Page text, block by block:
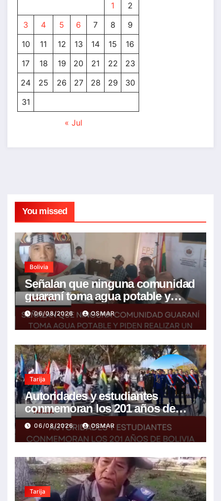
1
2
3
4 5 6 7 8
9
10
11 12 13 14 15
16
17
18 19 20 21 22
23
24
25 26 27 28 29
30
31
« Jul
You missed
Bolivia
Señalan que ninguna comunidad
guaraní toma agua potable y
piden realizar un Foro para
resolver la problemática
06/08/2026 OSMAR
Tarija
Autoridades y estudiantes
conmemoran los 201 años de
Bolivia con la esperanza de un
mejor futuro
06/08/2026 OSMAR
Tarija